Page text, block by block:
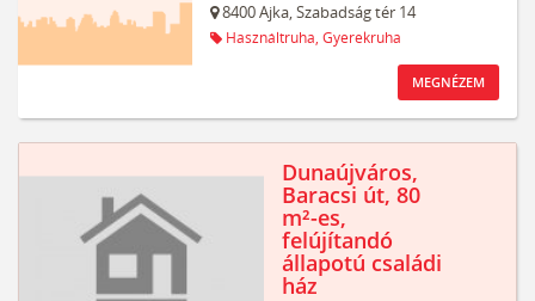
8400Ajka,Szabadság tér 14
Használtruha, Gyerekruha
MEGNÉZEM
Dunaújváros,
Baracsi út, 80
m²-es,
felújítandó
állapotú családi
ház